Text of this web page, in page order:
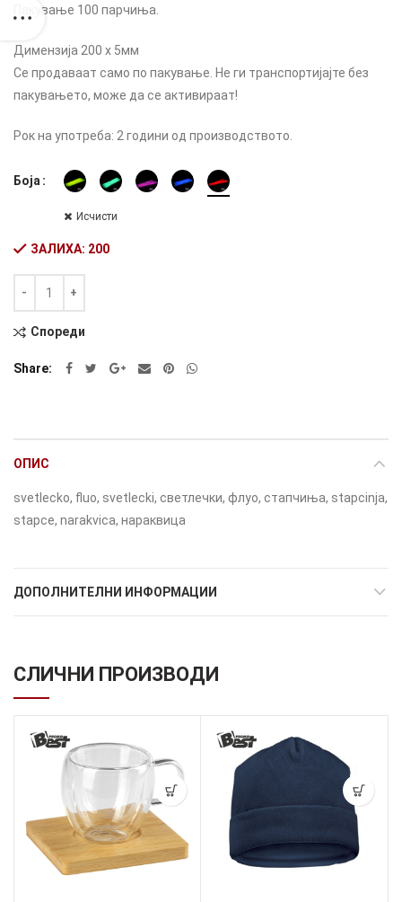
Пакување 100 парчиња.
Димензија 200 х 5мм
Се продаваат само по пакување. Не ги транспортијајте без
пакувањето, може да се активираат!
Рок на употреба: 2 години од производството.
Боја
Исчисти
ЗАЛИХА: 200
Alternative:
Спореди
Share
ОПИС
svetlecko, fluo, svetlecki, светлечки, флуо, стапчиња, stapcinja,
stapce, narakvica, нараквица
ДОПОЛНИТЕЛНИ ИНФОРМАЦИИ
СЛИЧНИ ПРОИЗВОДИ